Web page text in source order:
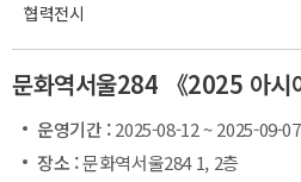
협력전시
문화역서울284 《2025 아시
운영기간 :2025-08-12 ~ 2025-09-07
장소 :문화역서울284 1, 2층